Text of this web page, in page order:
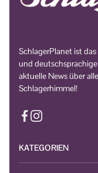
SchlagerPlanet ist
und
aktuelle News über
Schlagerhimmel!
KATEGORIEN